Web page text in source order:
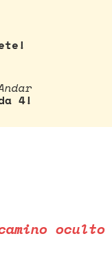
4!
oculto